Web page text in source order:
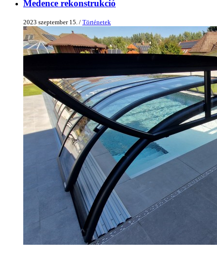
Medence rekonstrukció
2023 szeptember 15. / Történetek